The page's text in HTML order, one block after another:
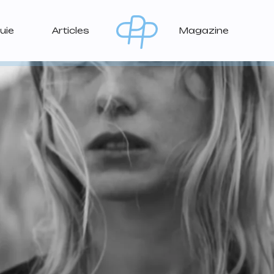
Articles Magazine